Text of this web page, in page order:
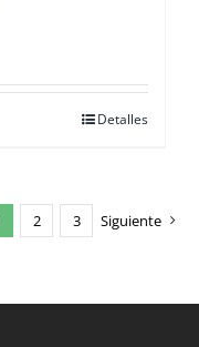
Detalles
2 3 Siguiente